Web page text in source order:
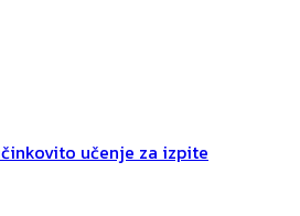
učenje za izpite